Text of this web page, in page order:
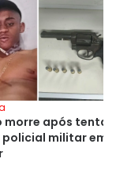
morre após tentar
militar em